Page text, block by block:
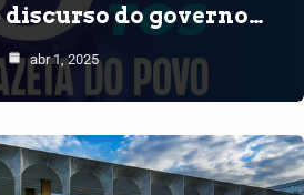
discurso do governo…
abr 1, 2025